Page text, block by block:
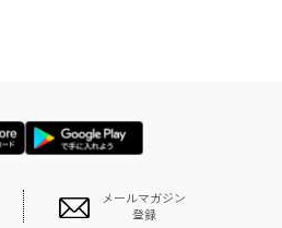
メールマガジン
登録